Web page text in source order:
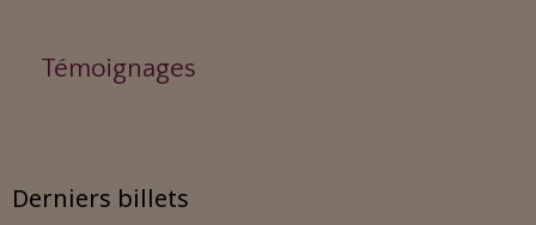
Témoignages
Derniers billets